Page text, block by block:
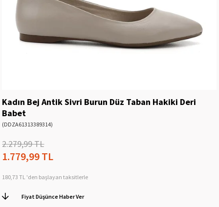
Kadın Bej Antik Sivri Burun Düz Taban Hakiki Deri
Babet
(DDZA61313389314)
2.279,99 TL
1.779,99 TL
180,73 TL 'den başlayan taksitlerle
Fiyat Düşünce Haber Ver